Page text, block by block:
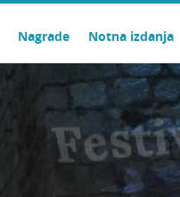
Nagrade Notna izdanja